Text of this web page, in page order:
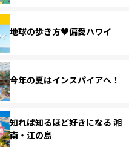
地球の歩き方♥偏愛ハワイ
今年の夏はインスパイアへ！
知れば知るほど好きになる 湘
南・江の島